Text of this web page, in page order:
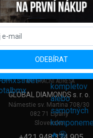
FAKTURAČNÍ ADRESA
GLOBAL DIAMONDS s. r. o.
Námestie sv. Martina 708/30
082 71 Lipany
Slovensko
ODEBÍRAT